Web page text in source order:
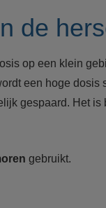
de
op een klein
een hoge dosis
gespaard. Het
gebruikt.